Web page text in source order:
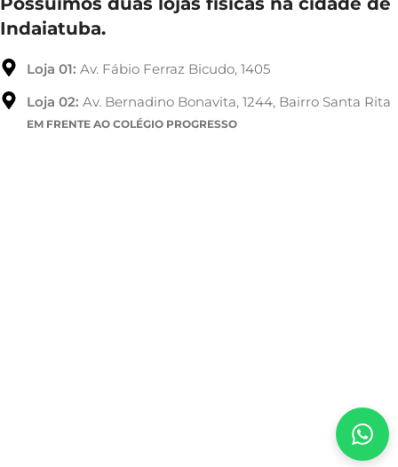
Indaiatuba.
Loja 01: Av. Fábio Ferraz Bicudo, 1405
Loja 02: Av. Bernadino Bonavita, 1244, Bairro Santa Rita
EM FRENTE AO COLÉGIO PROGRESSO